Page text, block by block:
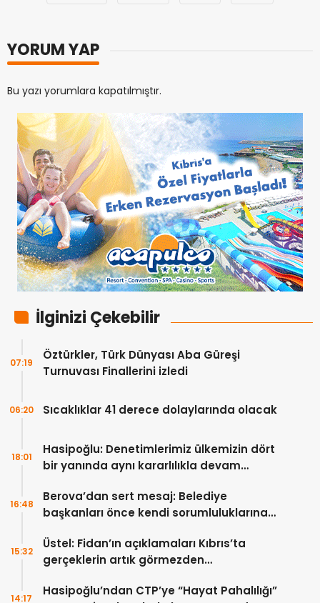
YORUM YAP
Bu yazı yorumlara kapatılmıştır.
İlginizi Çekebilir
Öztürkler, Türk Dünyası Aba Güreşi
Turnuvası Finallerini izledi
07:19
Sıcaklıklar 41 derece dolaylarında olacak
06:20
Hasipoğlu: Denetimlerimiz ülkemizin dört
bir yanında aynı kararlılıkla devam
18:01
Berova’dan sert mesaj: Belediye
başkanları önce kendi sorumluluklarına
16:48
Üstel: Fidan’ın açıklamaları Kıbrıs’ta
gerçeklerin artık görmezden
15:32
Hasipoğlu’ndan CTP’ye “Hayat Pahalılığı”
14:17